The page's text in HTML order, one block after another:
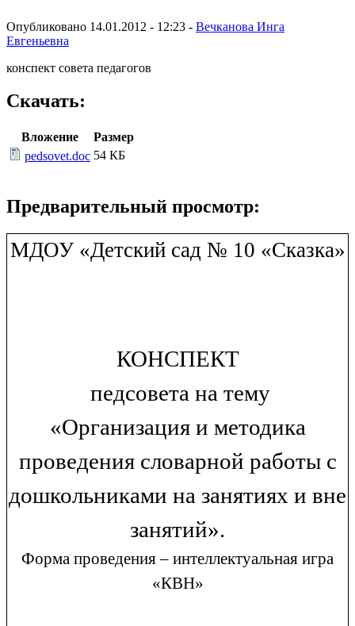
Опубликовано 14.01.2012 - 12:23 - Вечканова Инга
Евгеньевна
конспект совета педагогов
Скачать:
Вложение
Размер
pedsovet.doc 54 КБ
Предварительный просмотр:
МДОУ «Детский сад № 10 «Сказка»
КОНСПЕКТ
педсовета на тему
«Организация и методика
проведения словарной работы с
дошкольниками на занятиях и вне
занятий».
Форма проведения – интеллектуальная игра
«КВН»